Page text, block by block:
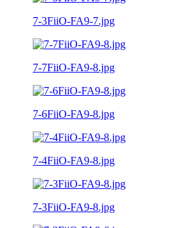
7-3FiiO-FA9-7.jpg
7-7FiiO-FA9-8.jpg
7-6FiiO-FA9-8.jpg
7-4FiiO-FA9-8.jpg
7-3FiiO-FA9-8.jpg